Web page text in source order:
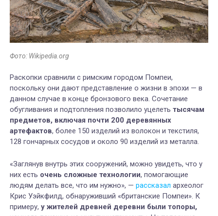
Фото: Wikipedia.org
Раскопки сравнили с римским городом Помпеи,
поскольку они дают представление о жизни в эпохи — в
данном случае в конце бронзового века. Сочетание
обугливания и подтопления позволило уцелеть тысячам
предметов, включая почти 200 деревянных
артефактов, более 150 изделий из волокон и текстиля,
128 гончарных сосудов и около 90 изделий из металла.
«Заглянув внутрь этих сооружений, можно увидеть, что у
них есть очень сложные технологии, помогающие
людям делать все, что им нужно», — рассказал археолог
Крис Уэйкфилд, обнаруживший «британские Помпеи». К
примеру, у жителей древней деревни были топоры,